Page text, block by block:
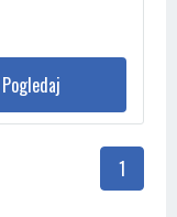
Pogledaj
1